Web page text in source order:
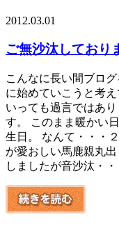
2012.03.01
ご無沙汰しており
こんなに長い間ブロ
に始めていこうと考
いっても過言ではあ
す。 このまま暖かい
生日。 なんて・・・
が愛おしい馬鹿親丸
しましたが音沙汰・